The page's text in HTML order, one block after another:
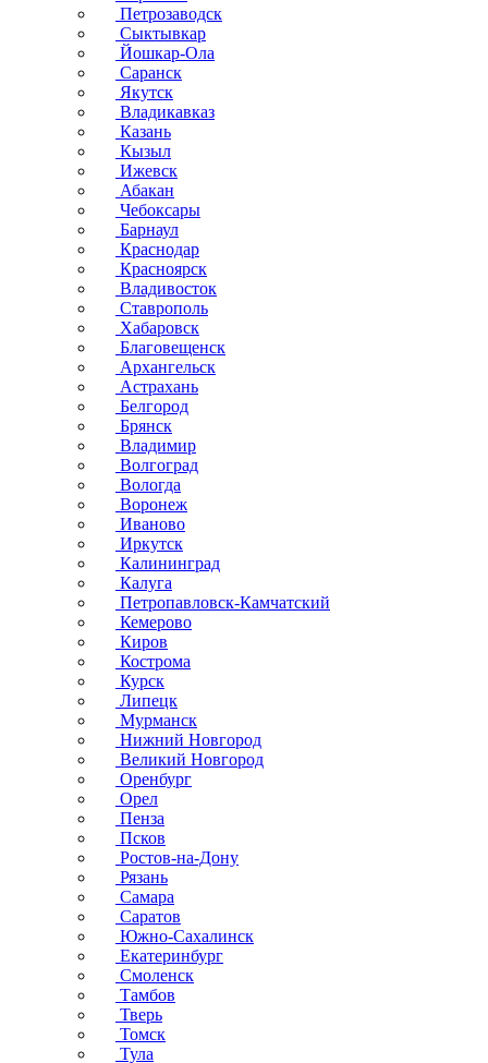
Петрозаводск
Сыктывкар
Йошкар-Ола
Саранск
Якутск
Владикавказ
Казань
Кызыл
Ижевск
Абакан
Чебоксары
Барнаул
Краснодар
Красноярск
Владивосток
Ставрополь
Хабаровск
Благовещенск
Архангельск
Астрахань
Белгород
Брянск
Владимир
Волгоград
Вологда
Воронеж
Иваново
Иркутск
Калининград
Калуга
Петропавловск-Камчатский
Кемерово
Киров
Кострома
Курск
Липецк
Мурманск
Нижний Новгород
Великий Новгород
Оренбург
Орел
Пенза
Псков
Ростов-на-Дону
Рязань
Самара
Саратов
Южно-Сахалинск
Екатеринбург
Смоленск
Тамбов
Тверь
Томск
Тула